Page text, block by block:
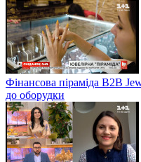
Фінансова піраміда B2B
до оборудки